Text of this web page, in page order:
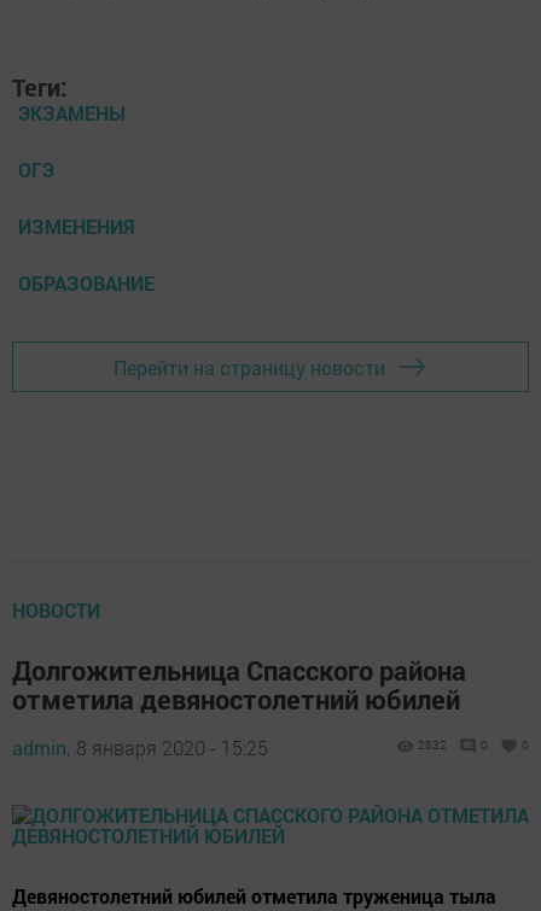
Теги:
ЭКЗАМЕНЫ
ОГЭ
ИЗМЕНЕНИЯ
ОБРАЗОВАНИЕ
Перейти на страницу новости
НОВОСТИ
Долгожительница Спасского района
отметила девяностолетний юбилей
admin, 8 января 2020 - 15:25 2832 0 0
​​​​​​​Девяностолетний юбилей отметила труженица тыла